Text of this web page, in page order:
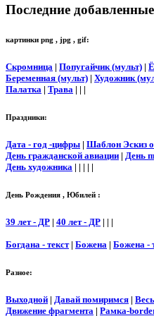
Последние
картинки png , jpg , gif:
Скромница | Попугайчик (мульт) |
Беременная (мульт) | Художник
Палатка | Трава | | |
Праздники:
Дата - год -цифры | Шаблон Эскиз
День гражданской авиации | День
День художника | | | | |
День Рождения , Юбилей :
39 лет - ДР | 40 лет - ДР | | |
Богдана - текст| Божена | Божена -
Разное:
Выходной | Давай помиримся |
Движение фрагмента | Рамка-